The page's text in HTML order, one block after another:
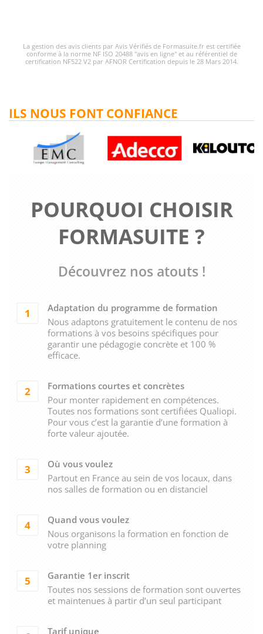
La gestion des avis clients par Avis Vérifiés de Formasuite.fr est certifiée
conforme à la norme NF ISO 20488 "avis en ligne" et au référentiel de
certification NF522 V2 par AFNOR Certification depuis le 28 Mars 2014.
POURQUOI CHOISIR
FORMASUITE ?
Découvrez nos atouts !
1
Adaptation du programme de formation
Nous adaptons gratuitement le contenu de nos
formations à vos besoins spécifiques pour
garantir une pédagogie concrète et 100 %
efficace.
2
Formations courtes et concrètes
Pour monter rapidement en compétences.
Toutes nos formations sont certifiées Qualiopi.
Pour vous c’est la garantie d’une formation à
forte valeur ajoutée.
3
Où vous voulez
Partout en France au sein de vos locaux, dans
nos salles de formation ou en distanciel
4
Quand vous voulez
Nous organisons la formation en fonction de
votre planning
5
Garantie 1er inscrit
Toutes nos sessions de formation sont ouvertes
et maintenues à partir d’un seul participant
Tarif unique
ILS NOUS FONT CONFIANCE